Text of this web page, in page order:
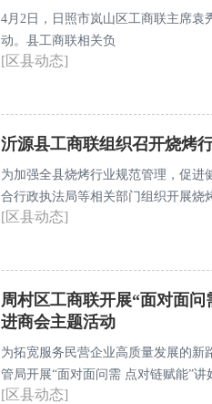
4月2日，日照市岚山区工商联主席
动。县工商联相关负
[区县动态]
沂源县工商联组织召开烧烤
为加强全县烧烤行业规范管理，促进
合行政执法局等相关部门组织开展烧
近平总书记在民营企业座谈会上的
[区县动态]
周村区工商联开展“面对面
进商会主题活动
为拓宽服务民营企业高质量发展的新
管局开展“面对面问需 点对链赋能”
会会长、部分会员企业负责人参加活
[区县动态]